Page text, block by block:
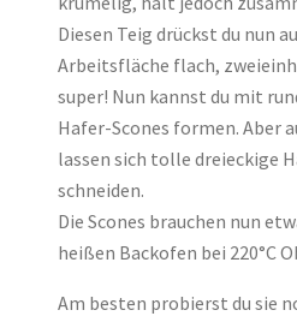
Diesen Teig drückst du nun
Arbeitsfläche flach,
super! Nun kannst du mit
Hafer-Scones formen. Aber
lassen sich tolle dreieckige
schneiden.
Die Scones brauchen nun
heißen Backofen bei 220°C
Am besten probierst du sie